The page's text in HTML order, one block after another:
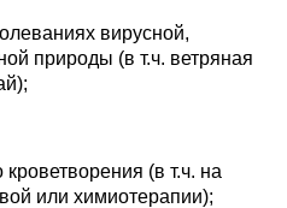
вирусной,
природы (в т.ч. ветряная
кроветворения (в т.ч. на
или химиотерапии);